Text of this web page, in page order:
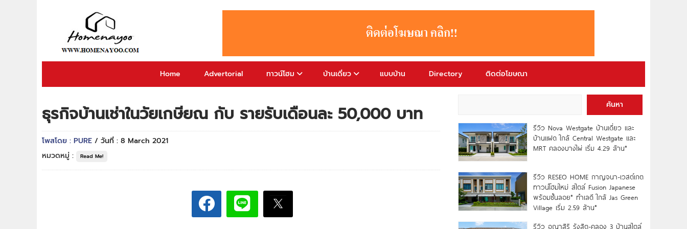
Home Advertorial ทาวน์โฮม บ้านเดี่ยว แบบบ้าน Directory ติดต่อโฆษณา
ธุรกิจบ้านเช่าในวัยเกษียณ กับ รายรับเดือนละ 50,000 บาท
โพสโดย : PURE / วันที่ : 8 March 2021
หมวดหมู่ :
Read Me!
ค้นหา
รีวิว Nova Westgate บ้านเดี่ยว และ
บ้านแฝด ใกล้ Central Westgate และ
MRT คลองบางไผ่ เริ่ม 4.29 ล้าน*
รีวิว RESEO HOME กาญจนา-เวสต์เกต
ทาวน์โฮมใหม่ สไตล์ Fusion Japanese
พร้อมชั้นลอย* ทำเลดี ใกล้ Jas Green
Village เริ่ม 2.59 ล้าน*
รีวิว อณาสิริ รังสิต-คลอง 3 บ้านสไตล์